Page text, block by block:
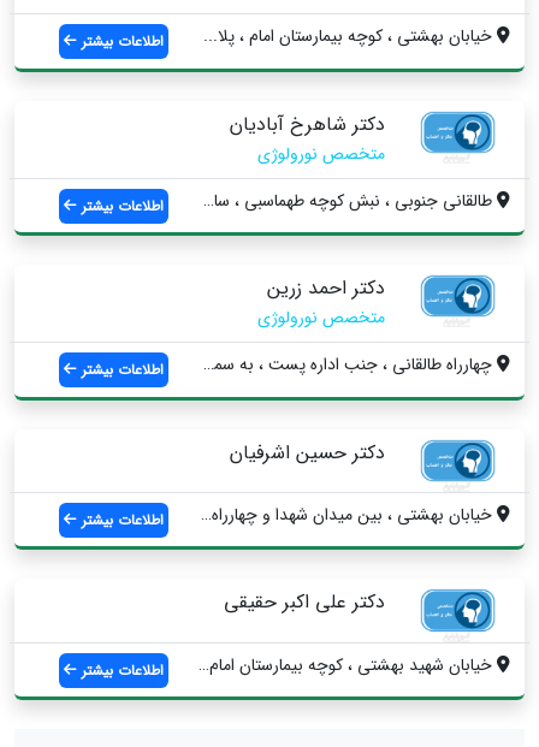
خيابان بهشتي ، كوچه بیمارستان امام ، پلا...
اطلاعات بیشتر
دکتر شاهرخ آبادیان
متخصص نورولوژی
طالقانی جنوبی ، نبش کوچه طهماسبی ، ساختم...
اطلاعات بیشتر
دکتر احمد زرین
متخصص نورولوژی
چهارراه طالقانی ، جنب اداره پست ، به سمت...
اطلاعات بیشتر
دکتر حسین اشرفیان
خيابان بهشتي ، بین میدان شهدا و چهارراه ... اطلاعات بیشتر
دکتر علی اکبر حقیقی
خیابان شهید بهشتی ، کوچه بیمارستان امام ... اطلاعات بیشتر